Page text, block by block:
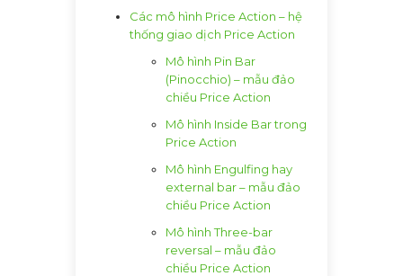
Các mô hình Price Action – hệ
thống giao dịch Price Action
Mô hình Pin Bar
(Pinocchio) – mẫu đảo
chiều Price Action
Mô hình Inside Bar trong
Price Action
Mô hình Engulfing hay
external bar – mẫu đảo
chiều Price Action
Mô hình Three-bar
reversal – mẫu đảo
chiều Price Action